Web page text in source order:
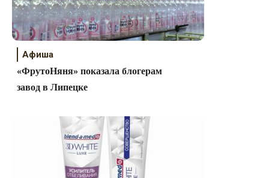
Афиша
«ФрутоНяня» показала блогерам
завод в Липецке